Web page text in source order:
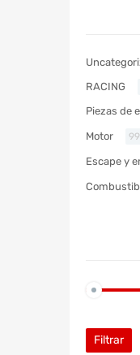
RACING
Piezas de
Motor 99
Escape y
Filtrar